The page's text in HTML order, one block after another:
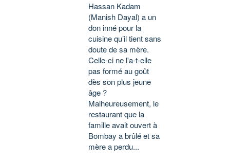
Hassan Kadam
(Manish Dayal) a un
don inné pour la
cuisine qu’il tient sans
doute de sa mère.
Celle-ci ne l'a-t-elle
pas formé au goût
dès son plus jeune
âge ?
Malheureusement, le
restaurant que la
famille avait ouvert à
Bombay a brûlé et sa
mère a perdu...